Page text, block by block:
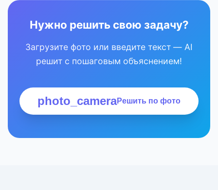
Нужно решить свою задачу?
Загрузите фото или введите текст — AI
решит с пошаговым объяснением!
photo_cameraРешить по фото